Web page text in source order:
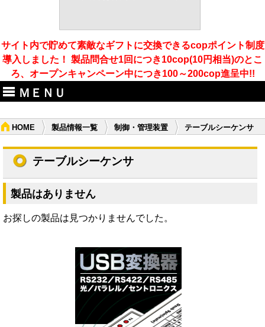
サイト内で貯めて素敵なギフトに交換できるcopポイント制度
導入しました！ 製品問合せ1回につき10cop(10円相当)のとこ
ろ、オープンキャンペーン中につき100～200cop進呈中!!
ＭＥＮＵ
HOME 製品情報一覧 制御・管理装置 テーブルシーケンサ
テーブルシーケンサ
製品はありません
お探しの製品は見つかりませんでした。